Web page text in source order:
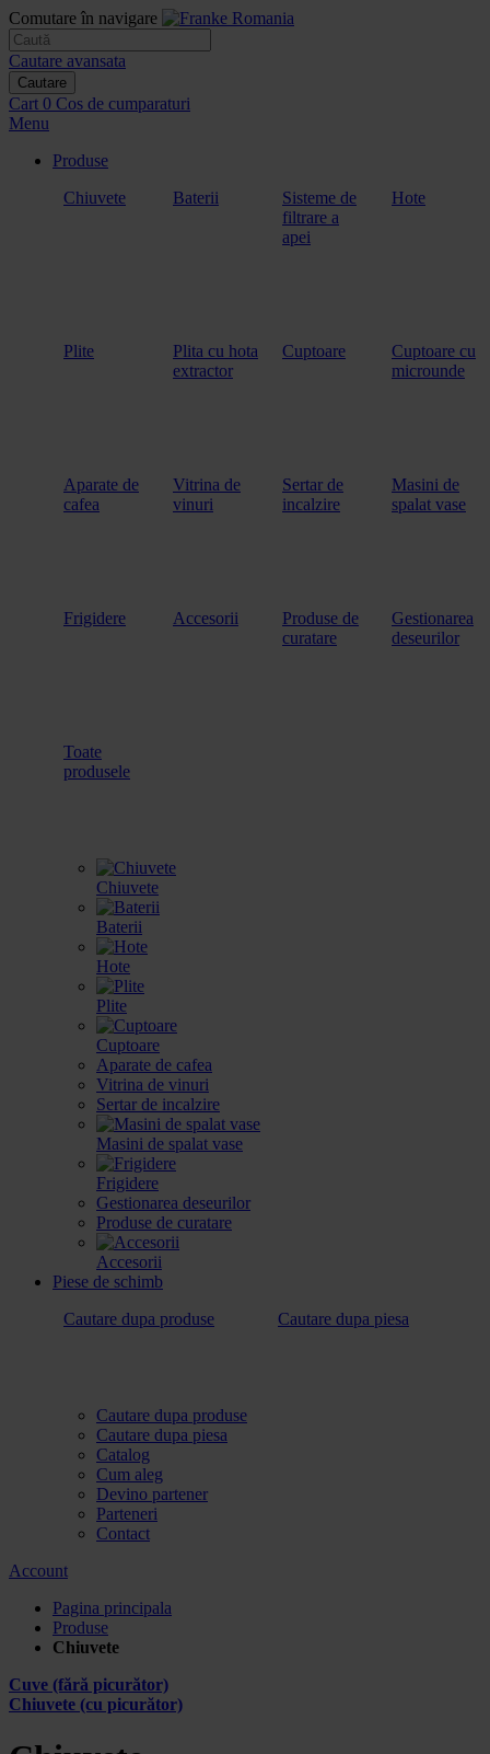
Comutare în navigare
Cautare avansata
Cautare
Cart 0 Cos de cumparaturi
Menu
Produse
Chiuvete
Baterii
Sisteme de
filtrare a
apei
Hote
Plite
Plita cu hota
extractor
Cuptoare
Cuptoare cu
microunde
Aparate de
cafea
Vitrina de
vinuri
Sertar de
incalzire
Masini de
spalat vase
Frigidere Accesorii
Produse de
curatare
Gestionarea
deseurilor
Toate
produsele
Chiuvete
Baterii
Hote
Plite
Cuptoare
Aparate de cafea
Vitrina de vinuri
Sertar de incalzire
Masini de spalat vase
Frigidere
Gestionarea deseurilor
Produse de curatare
Accesorii
Piese de schimb
Cautare dupa produse
Cautare dupa piesa
Cautare dupa produse
Cautare dupa piesa
Catalog
Cum aleg
Devino partener
Parteneri
Contact
Account
Pagina principala
Produse
Chiuvete
Cuve (fără picurător)
Chiuvete (cu picurător)